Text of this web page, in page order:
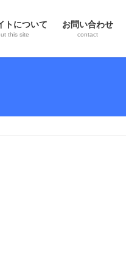
トについて
this site
お問い合わせ
contact